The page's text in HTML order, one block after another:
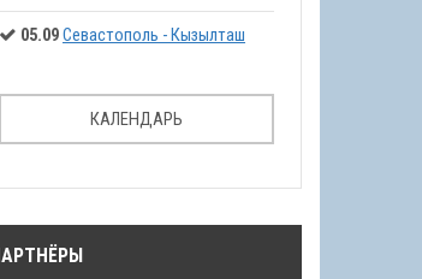
05.09Севастополь - Кызылташ
КАЛЕНДАРЬ